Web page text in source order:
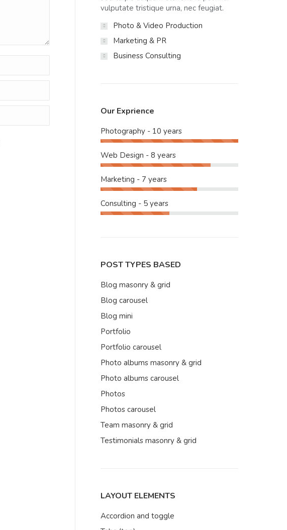
vulputate tristique urna, nec feugiat.
Photo & Video Production
Marketing & PR
Business Consulting
Our Exprience
Photography - 10 years
Web Design - 8 years
Marketing - 7 years
Consulting - 5 years
POST TYPES BASED
Blog masonry & grid
Blog carousel
Blog mini
Portfolio
Portfolio carousel
Photo albums masonry & grid
Photo albums carousel
Photos
Photos carousel
Team masonry & grid
Testimonials masonry & grid
LAYOUT ELEMENTS
Accordion and toggle